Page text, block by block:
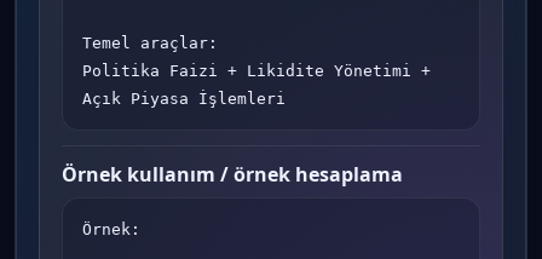
Temel araçlar:
Politika Faizi + Likidite Yönetimi +
Açık Piyasa İşlemleri
Örnek kullanım / örnek hesaplama
Örnek: